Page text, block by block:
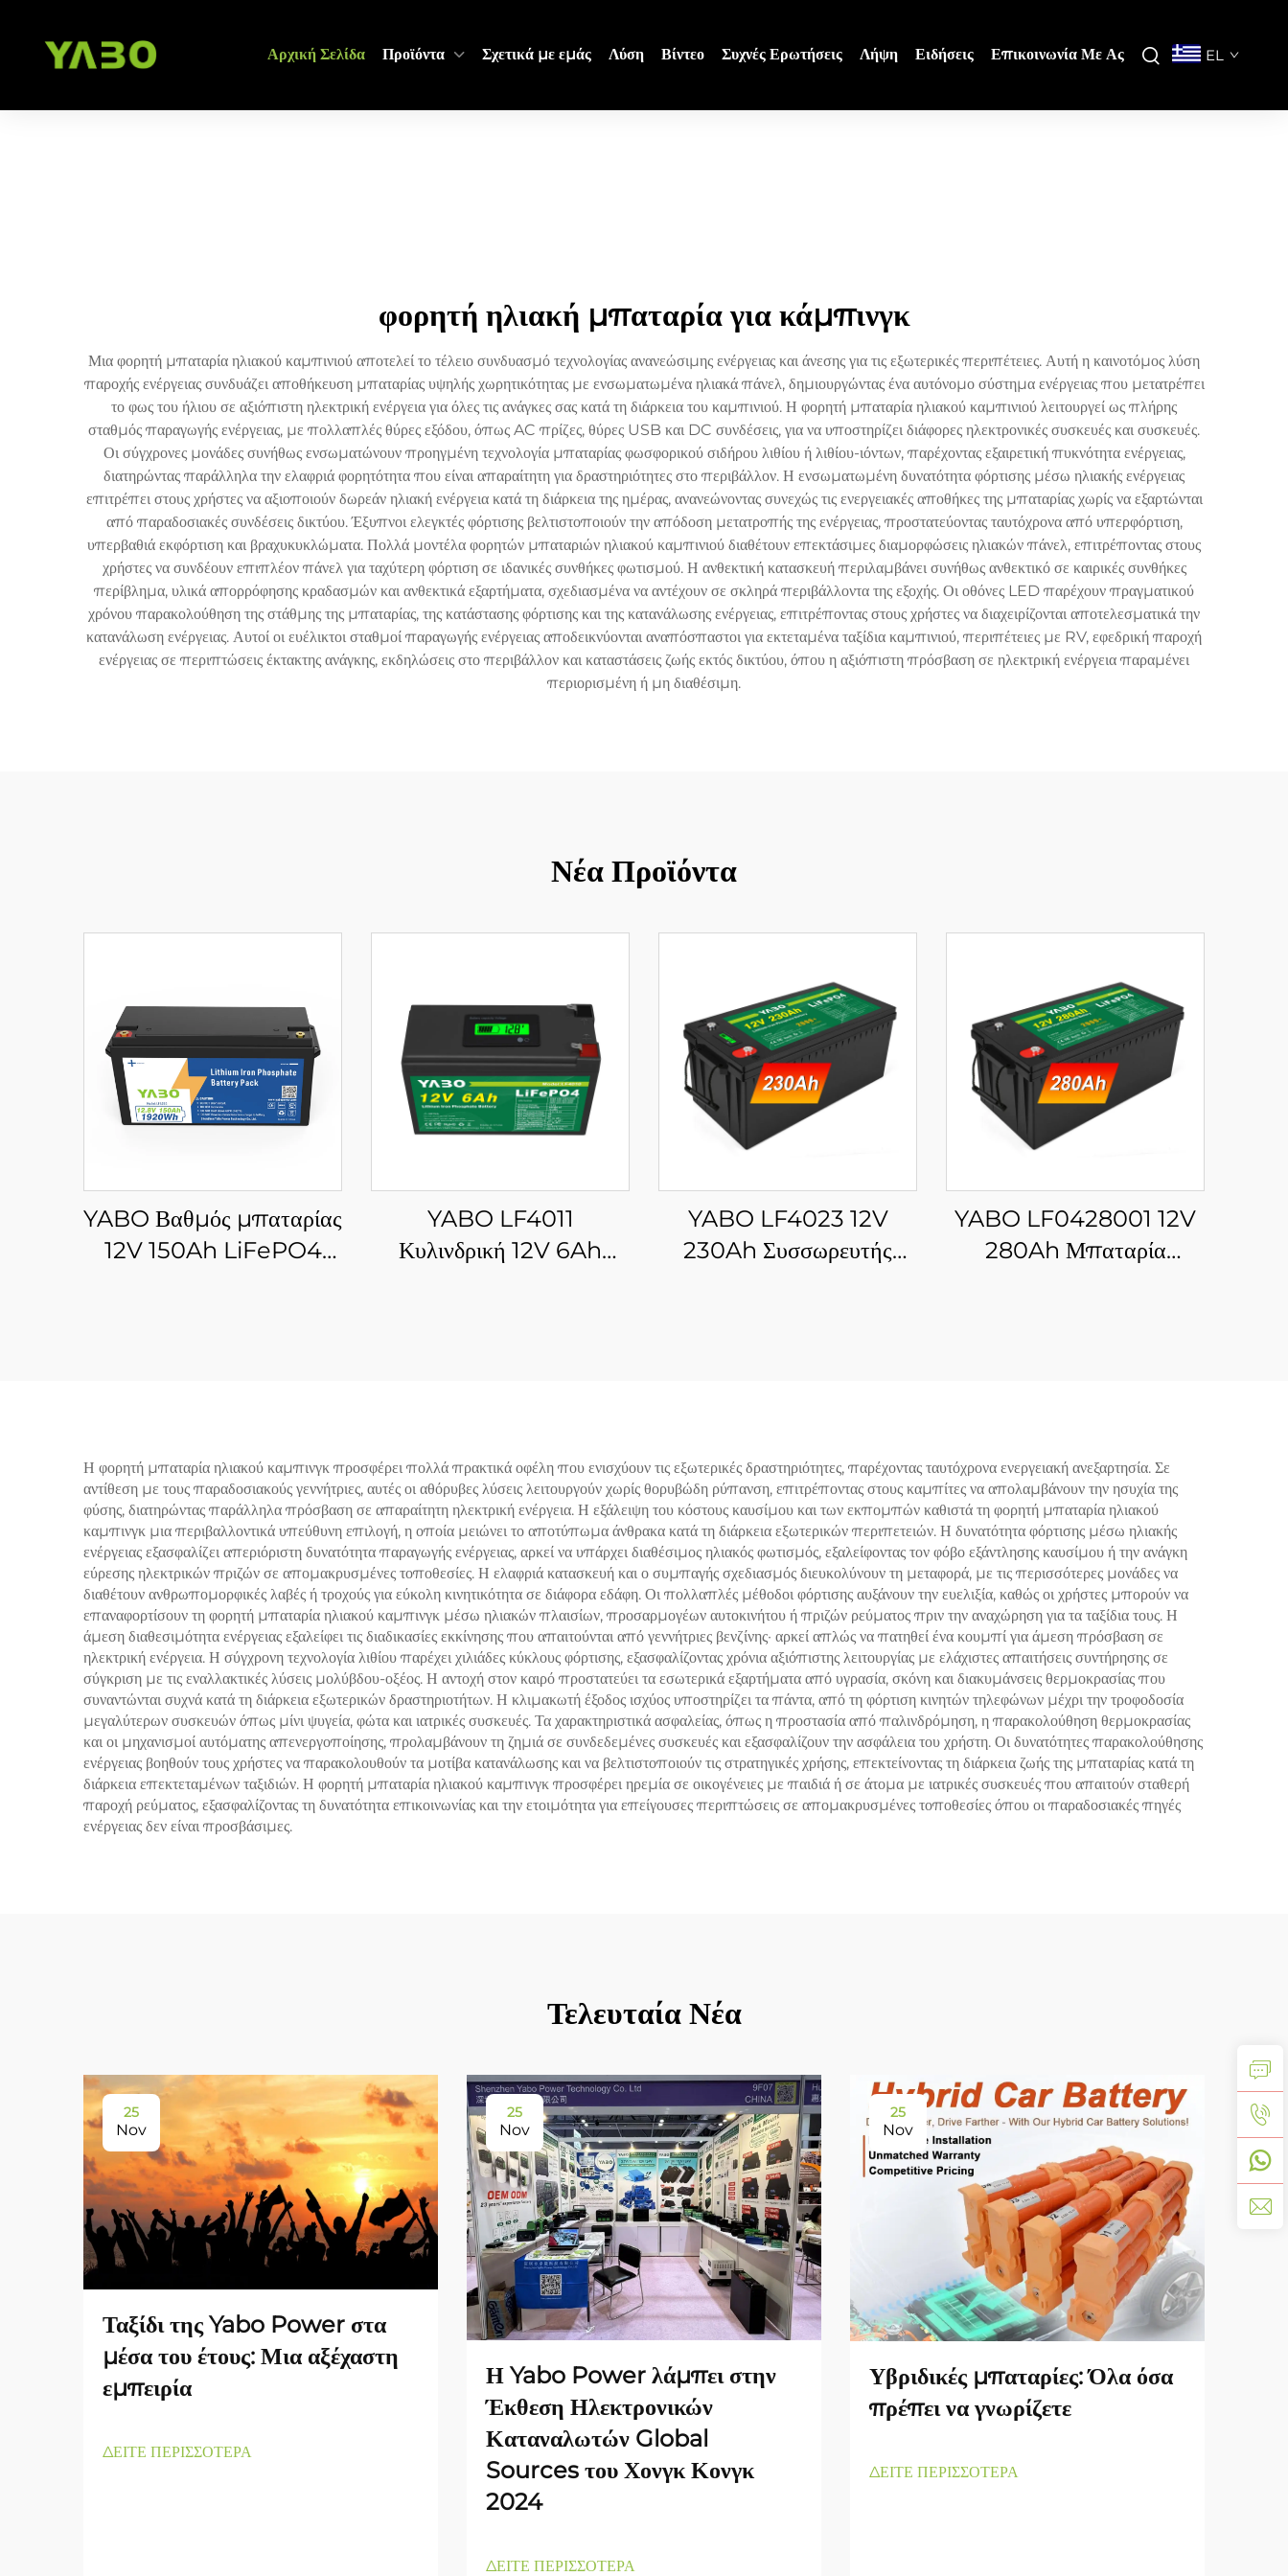
Αρχική Σελίδα Προϊόντα Σχετικά με εμάς Λύση Βίντεο Συχνές Ερωτήσεις Λήψη Ειδήσεις Επικοινωνία Με Ας EL
φορητή ηλιακή μπαταρία για κάμπινγκ
Μια φορητή μπαταρία ηλιακού καμπινιού αποτελεί το τέλειο συνδυασμό τεχνολογίας ανανεώσιμης ενέργειας και άνεσης για τις εξωτερικές περιπέτειες. Αυτή η καινοτόμος λύση
παροχής ενέργειας συνδυάζει αποθήκευση μπαταρίας υψηλής χωρητικότητας με ενσωματωμένα ηλιακά πάνελ, δημιουργώντας ένα αυτόνομο σύστημα ενέργειας που μετατρέπει
το φως του ήλιου σε αξιόπιστη ηλεκτρική ενέργεια για όλες τις ανάγκες σας κατά τη διάρκεια του καμπινιού. Η φορητή μπαταρία ηλιακού καμπινιού λειτουργεί ως πλήρης
σταθμός παραγωγής ενέργειας, με πολλαπλές θύρες εξόδου, όπως AC πρίζες, θύρες USB και DC συνδέσεις, για να υποστηρίζει διάφορες ηλεκτρονικές συσκευές και συσκευές.
Οι σύγχρονες μονάδες συνήθως ενσωματώνουν προηγμένη τεχνολογία μπαταρίας φωσφορικού σιδήρου λιθίου ή λιθίου-ιόντων, παρέχοντας εξαιρετική πυκνότητα ενέργειας,
διατηρώντας παράλληλα την ελαφριά φορητότητα που είναι απαραίτητη για δραστηριότητες στο περιβάλλον. Η ενσωματωμένη δυνατότητα φόρτισης μέσω ηλιακής ενέργειας
επιτρέπει στους χρήστες να αξιοποιούν δωρεάν ηλιακή ενέργεια κατά τη διάρκεια της ημέρας, ανανεώνοντας συνεχώς τις ενεργειακές αποθήκες της μπαταρίας χωρίς να εξαρτώνται
από παραδοσιακές συνδέσεις δικτύου. Έξυπνοι ελεγκτές φόρτισης βελτιστοποιούν την απόδοση μετατροπής της ενέργειας, προστατεύοντας ταυτόχρονα από υπερφόρτιση,
υπερβαθιά εκφόρτιση και βραχυκυκλώματα. Πολλά μοντέλα φορητών μπαταριών ηλιακού καμπινιού διαθέτουν επεκτάσιμες διαμορφώσεις ηλιακών πάνελ, επιτρέποντας στους
χρήστες να συνδέουν επιπλέον πάνελ για ταχύτερη φόρτιση σε ιδανικές συνθήκες φωτισμού. Η ανθεκτική κατασκευή περιλαμβάνει συνήθως ανθεκτικό σε καιρικές συνθήκες
περίβλημα, υλικά απορρόφησης κραδασμών και ανθεκτικά εξαρτήματα, σχεδιασμένα να αντέχουν σε σκληρά περιβάλλοντα της εξοχής. Οι οθόνες LED παρέχουν πραγματικού
χρόνου παρακολούθηση της στάθμης της μπαταρίας, της κατάστασης φόρτισης και της κατανάλωσης ενέργειας, επιτρέποντας στους χρήστες να διαχειρίζονται αποτελεσματικά την
κατανάλωση ενέργειας. Αυτοί οι ευέλικτοι σταθμοί παραγωγής ενέργειας αποδεικνύονται αναπόσπαστοι για εκτεταμένα ταξίδια καμπινιού, περιπέτειες με RV, εφεδρική παροχή
ενέργειας σε περιπτώσεις έκτακτης ανάγκης, εκδηλώσεις στο περιβάλλον και καταστάσεις ζωής εκτός δικτύου, όπου η αξιόπιστη πρόσβαση σε ηλεκτρική ενέργεια παραμένει
περιορισμένη ή μη διαθέσιμη.
Νέα Προϊόντα
YABO Βαθμός μπαταρίας
12V 150Ah LiFePO4
YABO LF4011
Κυλινδρική 12V 6Ah
YABO LF4023 12V
230Ah Συσσωρευτής
Κάμπινγκ, Απομονωμένα
Δίκτυα
YABO LF0428001 12V
280Ah Μπαταρία
Χρήσης Με BMS
Η φορητή μπαταρία ηλιακού καμπινγκ προσφέρει πολλά πρακτικά οφέλη που ενισχύουν τις εξωτερικές δραστηριότητες, παρέχοντας ταυτόχρονα ενεργειακή ανεξαρτησία. Σε
αντίθεση με τους παραδοσιακούς γεννήτριες, αυτές οι αθόρυβες λύσεις λειτουργούν χωρίς θορυβώδη ρύπανση, επιτρέποντας στους καμπίτες να απολαμβάνουν την ησυχία της
φύσης, διατηρώντας παράλληλα πρόσβαση σε απαραίτητη ηλεκτρική ενέργεια. Η εξάλειψη του κόστους καυσίμου και των εκπομπών καθιστά τη φορητή μπαταρία ηλιακού
καμπινγκ μια περιβαλλοντικά υπεύθυνη επιλογή, η οποία μειώνει το αποτύπωμα άνθρακα κατά τη διάρκεια εξωτερικών περιπετειών. Η δυνατότητα φόρτισης μέσω ηλιακής
ενέργειας εξασφαλίζει απεριόριστη δυνατότητα παραγωγής ενέργειας, αρκεί να υπάρχει διαθέσιμος ηλιακός φωτισμός, εξαλείφοντας τον φόβο εξάντλησης καυσίμου ή την ανάγκη
εύρεσης ηλεκτρικών πριζών σε απομακρυσμένες τοποθεσίες. Η ελαφριά κατασκευή και ο συμπαγής σχεδιασμός διευκολύνουν τη μεταφορά, με τις περισσότερες μονάδες να
διαθέτουν ανθρωπομορφικές λαβές ή τροχούς για εύκολη κινητικότητα σε διάφορα εδάφη. Οι πολλαπλές μέθοδοι φόρτισης αυξάνουν την ευελιξία, καθώς οι χρήστες μπορούν να
επαναφορτίσουν τη φορητή μπαταρία ηλιακού καμπινγκ μέσω ηλιακών πλαισίων, προσαρμογέων αυτοκινήτου ή πριζών ρεύματος πριν την αναχώρηση για τα ταξίδια τους. Η
άμεση διαθεσιμότητα ενέργειας εξαλείφει τις διαδικασίες εκκίνησης που απαιτούνται από γεννήτριες βενζίνης· αρκεί απλώς να πατηθεί ένα κουμπί για άμεση πρόσβαση σε
ηλεκτρική ενέργεια. Η σύγχρονη τεχνολογία λιθίου παρέχει χιλιάδες κύκλους φόρτισης, εξασφαλίζοντας χρόνια αξιόπιστης λειτουργίας με ελάχιστες απαιτήσεις συντήρησης σε
σύγκριση με τις εναλλακτικές λύσεις μολύβδου-οξέος. Η αντοχή στον καιρό προστατεύει τα εσωτερικά εξαρτήματα από υγρασία, σκόνη και διακυμάνσεις θερμοκρασίας που
συναντώνται συχνά κατά τη διάρκεια εξωτερικών δραστηριοτήτων. Η κλιμακωτή έξοδος ισχύος υποστηρίζει τα πάντα, από τη φόρτιση κινητών τηλεφώνων μέχρι την τροφοδοσία
μεγαλύτερων συσκευών όπως μίνι ψυγεία, φώτα και ιατρικές συσκευές. Τα χαρακτηριστικά ασφαλείας, όπως η προστασία από παλινδρόμηση, η παρακολούθηση θερμοκρασίας
και οι μηχανισμοί αυτόματης απενεργοποίησης, προλαμβάνουν τη ζημιά σε συνδεδεμένες συσκευές και εξασφαλίζουν την ασφάλεια του χρήστη. Οι δυνατότητες παρακολούθησης
ενέργειας βοηθούν τους χρήστες να παρακολουθούν τα μοτίβα κατανάλωσης και να βελτιστοποιούν τις στρατηγικές χρήσης, επεκτείνοντας τη διάρκεια ζωής της μπαταρίας κατά τη
διάρκεια επεκτεταμένων ταξιδιών. Η φορητή μπαταρία ηλιακού καμπινγκ προσφέρει ηρεμία σε οικογένειες με παιδιά ή σε άτομα με ιατρικές συσκευές που απαιτούν σταθερή
παροχή ρεύματος, εξασφαλίζοντας τη δυνατότητα επικοινωνίας και την ετοιμότητα για επείγουσες περιπτώσεις σε απομακρυσμένες τοποθεσίες όπου οι παραδοσιακές πηγές
ενέργειας δεν είναι προσβάσιμες.
Τελευταία Νέα
25
Nov
Ταξίδι της Yabo Power στα
μέσα του έτους: Μια αξέχαστη
εμπειρία
ΔΕΙΤΕ ΠΕΡΙΣΣΟΤΕΡΑ
25
Nov
Η Yabo Power λάμπει στην
Έκθεση Ηλεκτρονικών
Καταναλωτών Global
Sources του Χονγκ Κονγκ
2024
ΔΕΙΤΕ ΠΕΡΙΣΣΟΤΕΡΑ
25
Nov
Υβριδικές μπαταρίες: Όλα όσα
πρέπει να γνωρίζετε
ΔΕΙΤΕ ΠΕΡΙΣΣΟΤΕΡΑ